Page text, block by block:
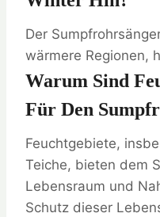
Der
wärmere Regionen,
Warum Sind
Für Den
Feuchtgebiete,
Teiche, bieten dem
Lebensraum und
Schutz dieser